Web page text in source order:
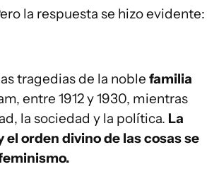
la respuesta se hizo evidente:
tragedias de la noble familia
entre 1912 y 1930, mientras
la sociedad y la política. La
orden divino de las cosas se